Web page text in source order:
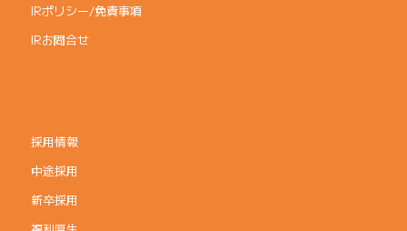
IRポリシー/免責事項
IRお問合せ
採用情報
中途採用
新卒採用